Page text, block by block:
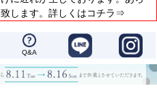
します。詳しくはコチラ⇒
Q&A